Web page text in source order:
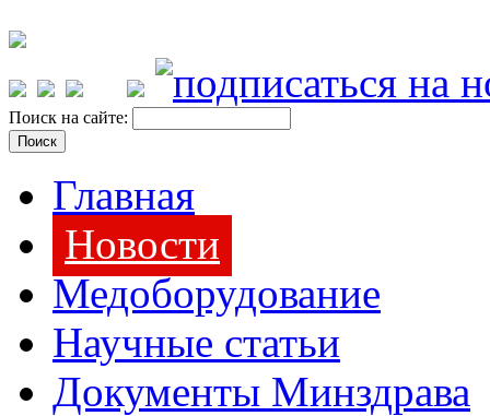
Поиск на сайте:
Главная
Новости
Медоборудование
Научные статьи
Документы Минздрава